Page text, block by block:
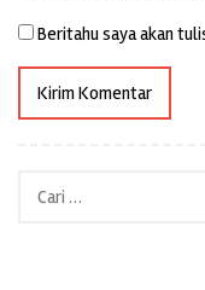
Beritahu saya akan